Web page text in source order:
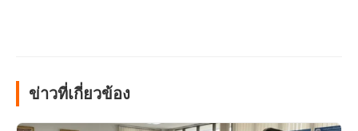
ข่าวที่เกี่ยวข้อง